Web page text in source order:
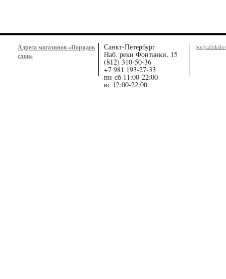
Адреса магазинов «Порядок
слов»
Санкт-Петербург
Наб. реки Фонтанки, 15
(812) 310-50-36
+7 981 193-27-33
пн-сб 11:00-22:00
вс 12:00-22:00